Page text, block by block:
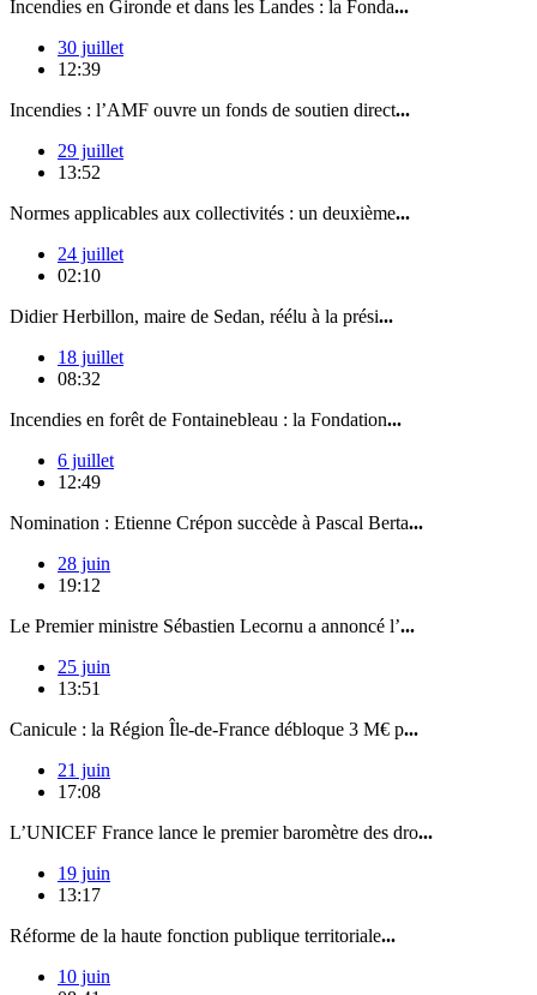
Incendies en Gironde et dans les Landes : la Fonda...
30 juillet
12:39
Incendies : l’AMF ouvre un fonds de soutien direct...
29 juillet
13:52
Normes applicables aux collectivités : un deuxième...
24 juillet
02:10
Didier Herbillon, maire de Sedan, réélu à la prési...
18 juillet
08:32
Incendies en forêt de Fontainebleau : la Fondation...
6 juillet
12:49
Nomination : Etienne Crépon succède à Pascal Berta...
28 juin
19:12
Le Premier ministre Sébastien Lecornu a annoncé l’...
25 juin
13:51
Canicule : la Région Île-de-France débloque 3 M€ p...
21 juin
17:08
L’UNICEF France lance le premier baromètre des dro...
19 juin
13:17
Réforme de la haute fonction publique territoriale...
10 juin